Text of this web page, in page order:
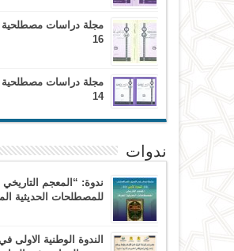
16
14
ندوات
ندوة: “المعجم التاريخي
للمصطلحات الحديثية
الندوة الوطنية